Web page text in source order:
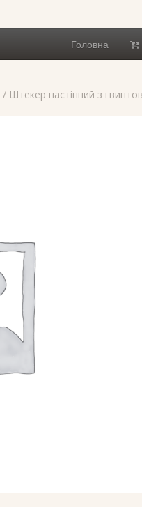
Головна
/ Штекер настінний з